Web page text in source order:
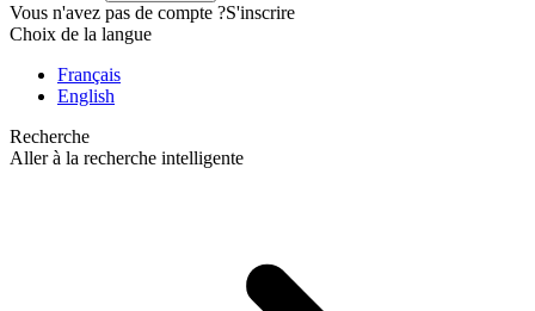
Vous n'avez pas de compte ?S'inscrire
Choix de la langue
Français
English
Recherche
Aller à la recherche intelligente